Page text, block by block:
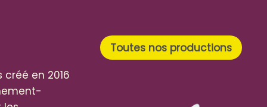
en 2016
Toutes nos productions